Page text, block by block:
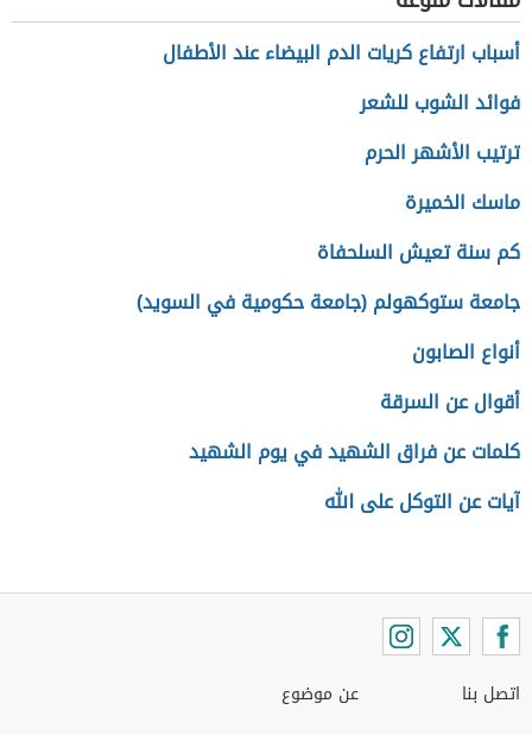
أسباب ارتفاع كريات الدم البيضاء عند الأطفال
فوائد الشوب للشعر
ترتيب الأشهر الحرم
ماسك الخميرة
كم سنة تعيش السلحفاة
جامعة ستوكهولم (جامعة حكومية في السويد)
أنواع الصابون
أقوال عن السرقة
كلمات عن فراق الشهيد في يوم الشهيد
آيات عن التوكل على الله
اتصل بنا
عن موضوع